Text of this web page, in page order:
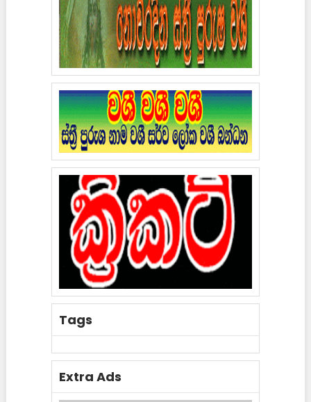
Tags
Extra Ads